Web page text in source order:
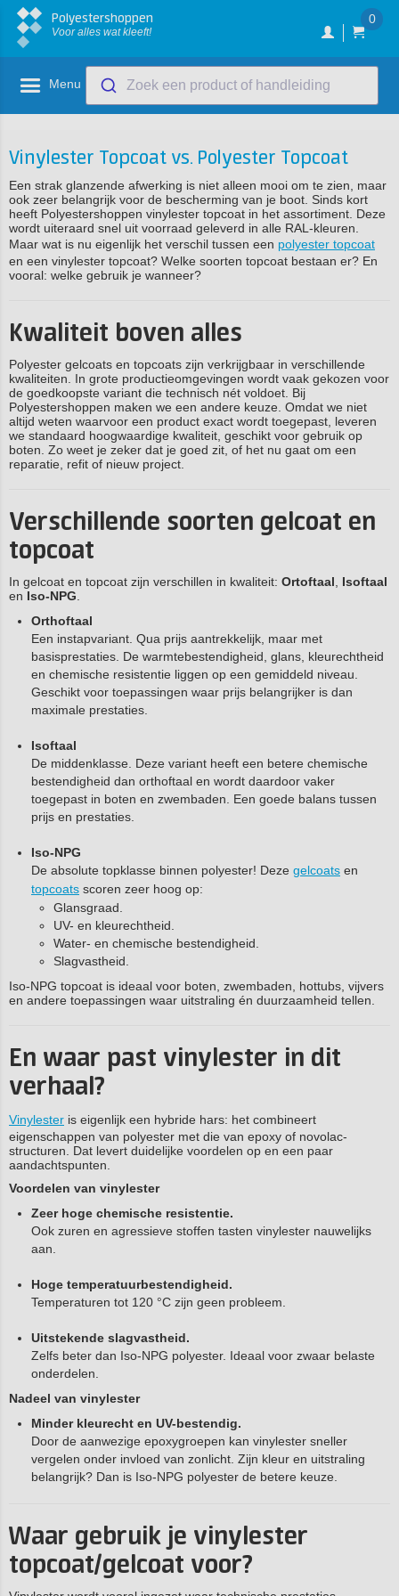
Polyestershoppen
Voor alles wat kleeft!
0
Menu Zoek een product of handleiding
Vinylester Topcoat vs. Polyester Topcoat
Een strak glanzende afwerking is niet alleen mooi om te zien, maar
ook zeer belangrijk voor de bescherming van je boot. Sinds kort
heeft Polyestershoppen vinylester topcoat in het assortiment. Deze
wordt uiteraard snel uit voorraad geleverd in alle RAL-kleuren.
Maar wat is nu eigenlijk het verschil tussen een polyester topcoat
en een vinylester topcoat? Welke soorten topcoat bestaan er? En
vooral: welke gebruik je wanneer?
Kwaliteit boven alles
Polyester gelcoats en topcoats zijn verkrijgbaar in verschillende
kwaliteiten. In grote productieomgevingen wordt vaak gekozen voor
de goedkoopste variant die technisch nét voldoet. Bij
Polyestershoppen maken we een andere keuze. Omdat we niet
altijd weten waarvoor een product exact wordt toegepast, leveren
we standaard hoogwaardige kwaliteit, geschikt voor gebruik op
boten. Zo weet je zeker dat je goed zit, of het nu gaat om een
reparatie, refit of nieuw project.
Verschillende soorten gelcoat en
topcoat
In gelcoat en topcoat zijn verschillen in kwaliteit: Ortoftaal
Isoftaal
en Iso-NPG
Orthoftaal
Een instapvariant. Qua prijs aantrekkelijk, maar met
basisprestaties. De warmtebestendigheid, glans, kleurechtheid
en chemische resistentie liggen op een gemiddeld niveau.
Geschikt voor toepassingen waar prijs belangrijker is dan
maximale prestaties.
Isoftaal
De middenklasse. Deze variant heeft een betere chemische
bestendigheid dan orthoftaal en wordt daardoor vaker
toegepast in boten en zwembaden. Een goede balans tussen
prijs en prestaties.
Iso-NPG
De absolute topklasse binnen polyester! Deze gelcoats en
topcoats scoren zeer hoog op:
Glansgraad.
UV- en kleurechtheid.
Water- en chemische bestendigheid.
Slagvastheid.
Iso-NPG topcoat is ideaal voor boten, zwembaden, hottubs, vijvers
en andere toepassingen waar uitstraling én duurzaamheid tellen.
En waar past vinylester in dit
verhaal?
Vinylester is eigenlijk een hybride hars: het combineert
eigenschappen van polyester met die van epoxy of novolac-
structuren. Dat levert duidelijke voordelen op en een paar
aandachtspunten.
Voordelen van vinylester
Zeer hoge chemische resistentie.
Ook zuren en agressieve stoffen tasten vinylester nauwelijks
aan.
Hoge temperatuurbestendigheid.
Temperaturen tot 120 °C zijn geen probleem.
Uitstekende slagvastheid.
Zelfs beter dan Iso-NPG polyester. Ideaal voor zwaar belaste
onderdelen.
Nadeel van vinylester
Minder kleurecht en UV-bestendig.
Door de aanwezige epoxygroepen kan vinylester sneller
vergelen onder invloed van zonlicht. Zijn kleur en uitstraling
belangrijk? Dan is Iso-NPG polyester de betere keuze.
Waar gebruik je vinylester
topcoat/gelcoat voor?